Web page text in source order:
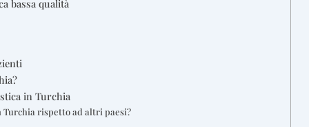
bassa qualità
in Turchia
Turchia rispetto ad altri paesi?